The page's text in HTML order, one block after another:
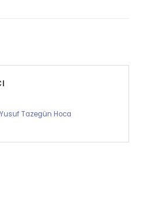
Yusuf Tazegün Hoca